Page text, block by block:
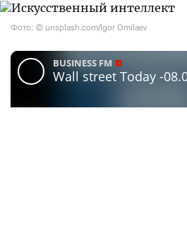
Фото: © unsplash.com/Igor Omilaev